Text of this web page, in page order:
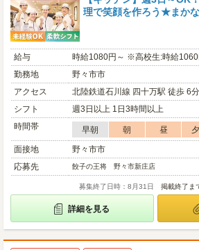
理で笑顔を作ろう★まかな
給与
時給1080円～ ※高校生:時給
勤務地
野々市市
アクセス
北陸鉄道石川線 四十万駅 徒歩 6分
シフト
週3日以上 1日3時間以上
時間帯
早朝 朝 昼
面接地
野々市市
応募先
餃子の王将 野々市新庄店
募集終了日時：8月31日 掲載終了ま
詳細を見る